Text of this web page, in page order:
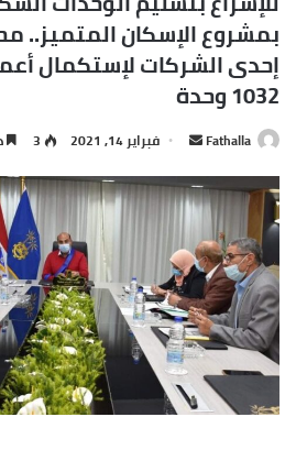
بمشروع الإسكان المتميز..
إحدى الشركات لإستكمال
1032 وحدة
Fathalla
أرسل
إلكترونيا
فبراير 14, 2021 3